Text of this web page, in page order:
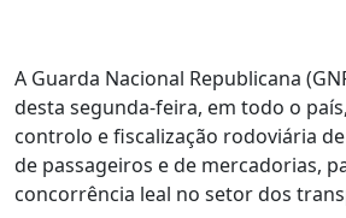
A Guarda Nacional Republicana
desta segunda-feira, em todo o
controlo e fiscalização rodoviária
de passageiros e de mercadorias,
concorrência leal no setor dos